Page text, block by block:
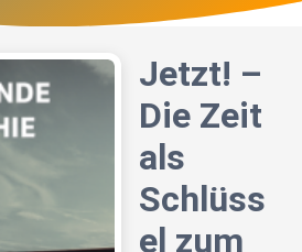
Jetzt! –
Die Zeit
als
Schlüss
el zum